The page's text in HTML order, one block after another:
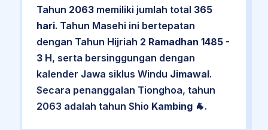
Tahun 2063memiliki jumlah total 365
hari. Tahun Masehi ini bertepatan
dengan Tahun Hijriah 2 Ramadhan 1485 -
3 H, serta bersinggungan dengan
kalender Jawa siklus Windu Jimawal.
Secara penanggalan Tionghoa, tahun
2063 adalah tahun Shio Kambing🐐.